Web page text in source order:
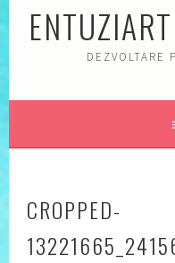
DEZVOLTARE
CROPPED-